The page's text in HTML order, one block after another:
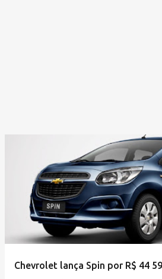
Chevrolet lança Spin por R$ 44